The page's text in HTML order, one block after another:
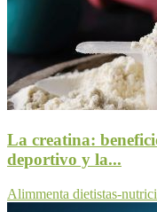
La creatina:
deportivo y la...
Alimmenta dietistas-